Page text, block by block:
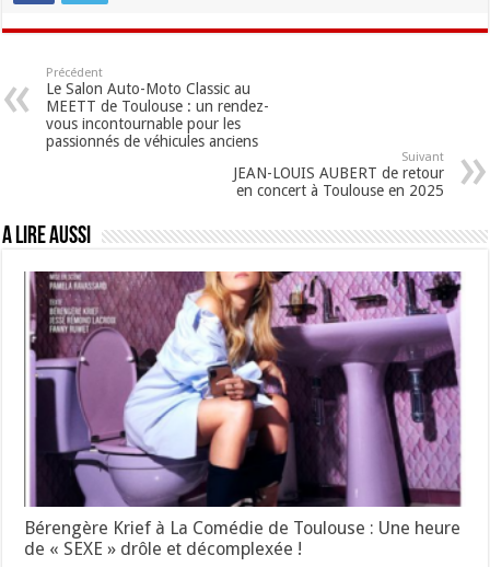
Précédent
Le Salon Auto-Moto Classic au
MEETT de Toulouse : un rendez-
vous incontournable pour les
passionnés de véhicules anciens
Suivant
JEAN-LOUIS AUBERT de retour
en concert à Toulouse en 2025
A lire aussi
Bérengère Krief à La Comédie de Toulouse : Une heure
de « SEXE » drôle et décomplexée !